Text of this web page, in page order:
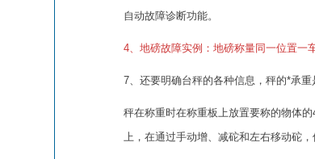
自动故障诊断功能。
4、地磅故障实例：地磅称量同一位置一
7、还要明确台秤的各种信息，秤的*承
秤在称重时在称重板上放置要称的物体
上，在通过手动增、减砣和左右移动砣